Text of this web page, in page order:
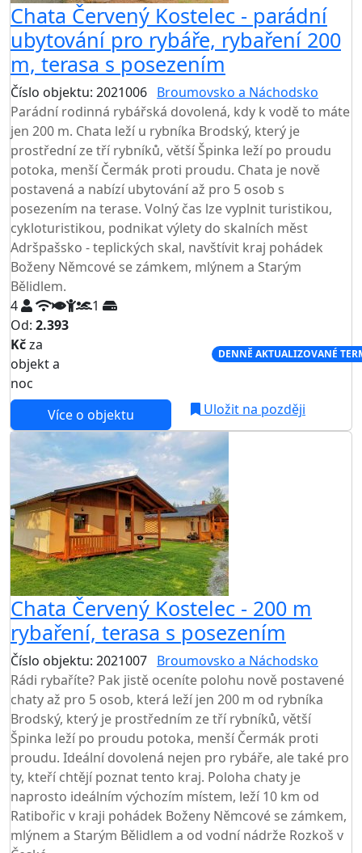
Chata Červený Kostelec - parádní
ubytování pro rybáře, rybaření 200
m, terasa s posezením
Číslo objektu: 2021006 Broumovsko a Náchodsko
Parádní rodinná rybářská dovolená, kdy k vodě to máte
jen 200 m. Chata leží u rybníka Brodský, který je
prostřední ze tří rybníků, větší Špinka leží po proudu
potoka, menší Čermák proti proudu. Chata je nově
postavená a nabízí ubytování až pro 5 osob s
posezením na terase. Volný čas lze vyplnit turistikou,
cykloturistikou, podnikat výlety do skalních měst
Adršpašsko - teplických skal, navštívit kraj pohádek
Boženy Němcové se zámkem, mlýnem a Starým
Bělidlem.
4
1
Od: 2.393
Kčza
objekt a
noc
DENNĚ AKTUALIZOVANÉ
Více o objektu Uložit na později
Chata Červený Kostelec - 200 m
rybaření, terasa s posezením
Číslo objektu: 2021007 Broumovsko a Náchodsko
Rádi rybaříte? Pak jistě oceníte polohu nově postavené
chaty až pro 5 osob, která leží jen 200 m od rybníka
Brodský, který je prostředním ze tří rybníků, větší
Špinka leží po proudu potoka, menší Čermák proti
proudu. Ideální dovolená nejen pro rybáře, ale také pro
ty, kteří chtějí poznat tento kraj. Poloha chaty je
naprosto ideálním výchozím místem, leží 10 km od
Ratibořic v kraji pohádek Boženy Němcové se zámkem,
mlýnem a Starým Bělidlem a od vodní nádrže Rozkoš v